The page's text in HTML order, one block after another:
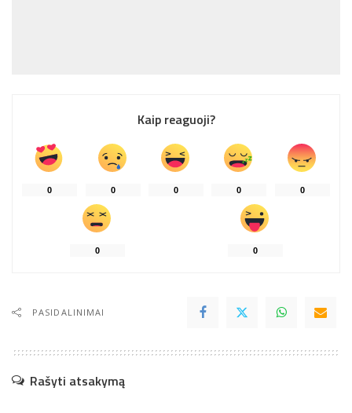
Kaip reaguoji?
0 0 0 0 0
0 0
PASIDALINIMAI
Rašyti atsakymą